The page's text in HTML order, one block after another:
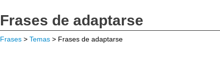
Frases de adaptarse
Frases > Temas > Frases de adaptarse